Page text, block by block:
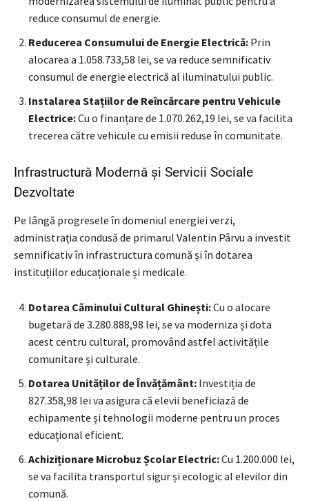
reduce consumul de energie.
Reducerea Consumului de Energie Electrică: Prin
alocarea a 1.058.733,58 lei, se va reduce semnificativ
consumul de energie electrică al iluminatului public.
Instalarea Stațiilor de Reîncărcare pentru Vehicule
Electrice:Cu o finanțare de 1.070.262,19 lei, se va facilita
trecerea către vehicule cu emisii reduse în comunitate.
Infrastructură Modernă și Servicii Sociale
Dezvoltate
Pe lângă progresele în domeniul energiei verzi,
administrația condusă de primarul Valentin Pârvu a investit
semnificativ în infrastructura comună și în dotarea
instituțiilor educaționale și medicale.
Dotarea Căminului Cultural Ghinești:Cu o alocare
bugetară de 3.280.888,98 lei, se va moderniza și dota
acest centru cultural, promovând astfel activitățile
comunitare și culturale.
Dotarea Unităților de Învățământ: Investiția de
827.358,98 lei va asigura că elevii beneficiază de
echipamente și tehnologii moderne pentru un proces
educațional eficient.
Achiziționare Microbuz Școlar Electric:Cu 1.200.000 lei,
se va facilita transportul sigur și ecologic al elevilor din
comună.